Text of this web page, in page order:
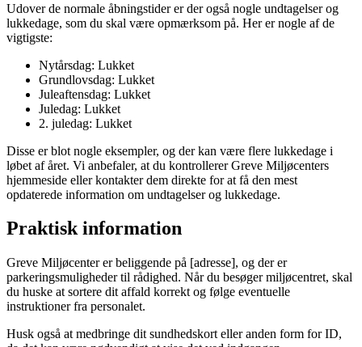
Udover de normale åbningstider er der også nogle undtagelser og
lukkedage, som du skal være opmærksom på. Her er nogle af de
vigtigste:
Nytårsdag: Lukket
Grundlovsdag: Lukket
Juleaftensdag: Lukket
Juledag: Lukket
2. juledag: Lukket
Disse er blot nogle eksempler, og der kan være flere lukkedage i
løbet af året. Vi anbefaler, at du kontrollerer Greve Miljøcenters
hjemmeside eller kontakter dem direkte for at få den mest
opdaterede information om undtagelser og lukkedage.
Praktisk information
Greve Miljøcenter er beliggende på [adresse], og der er
parkeringsmuligheder til rådighed. Når du besøger miljøcentret, skal
du huske at sortere dit affald korrekt og følge eventuelle
instruktioner fra personalet.
Husk også at medbringe dit sundhedskort eller anden form for ID,